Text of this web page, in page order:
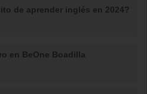
de aprender inglés en 2024?
en BeOne Boadilla